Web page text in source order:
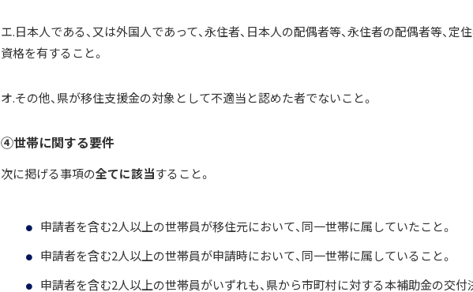
エ.日本人である、又は外国人であって、永住者、日本人の配偶者等、永住者の配偶者等、定
資格を有すること。
オ.その他、県が移住支援金の対象として不適当と認めた者でないこと。
④世帯に関する要件
次に掲げる事項の全てに該当すること。
申請者を含む2人以上の世帯員が移住元において、同一世帯に属していたこと。
申請者を含む2人以上の世帯員が申請時において、同一世帯に属していること。
申請者を含む2人以上の世帯員がいずれも、県から市町村に対する本補助金の交付